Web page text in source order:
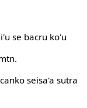
se bacru ko'u
seisa'a sutra